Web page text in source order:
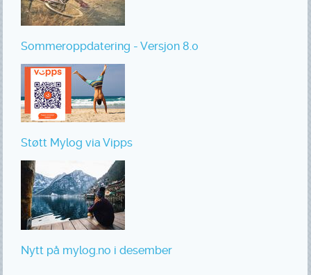
Sommeroppdatering - Versjon 8.0
Støtt Mylog via Vipps
Nytt på mylog.no i desember